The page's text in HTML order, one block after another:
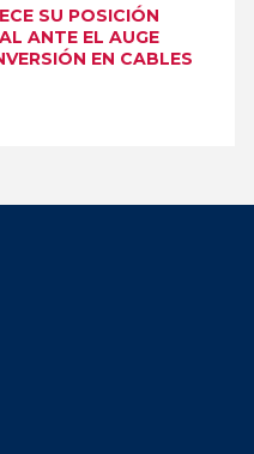
SU POSICIÓN
ANTE EL AUGE
EN CABLES